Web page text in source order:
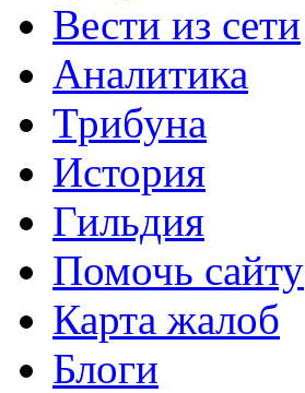
Вести из сети
Аналитика
Трибуна
История
Гильдия
Помочь сайту
Карта жалоб
Блоги